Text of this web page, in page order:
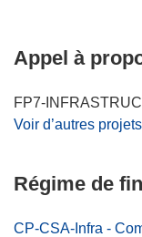
Appel à
FP7-
Voir d’autres
Régime de
CP-CSA-Infra -